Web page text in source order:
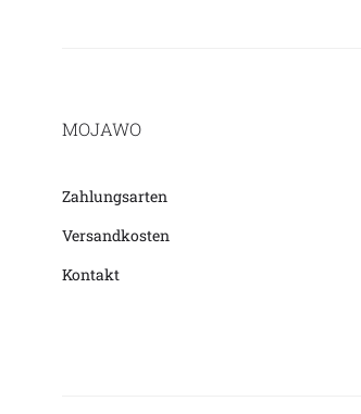
MOJAWO
Zahlungsarten
Versandkosten
Kontakt